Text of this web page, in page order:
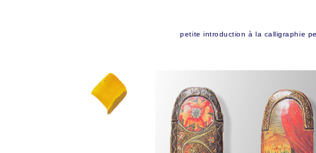
petite introduction à la calligraphie